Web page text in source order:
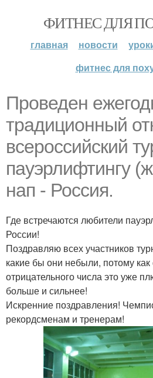
ФИТНЕС ДЛЯ
главная новости
фитнес для
Проведен
традиционный
всероссийский
пауэрлифтингу
нап - Россия.
Где встречаются любители
России!
Поздравляю всех участников
какие бы они небыли, потому как
отрицательного числа это уже
больше и сильнее!
Искренние поздравления!
рекордсменам и тренерам!